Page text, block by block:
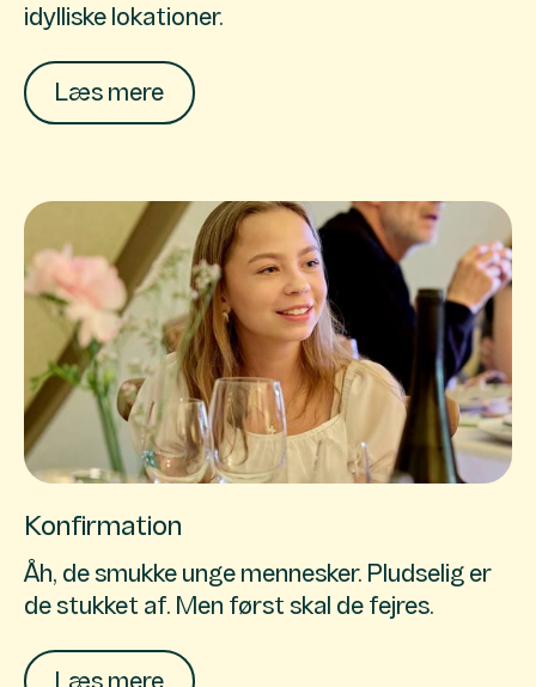
idylliske lokationer.
Læs mere
Konfirmation
Åh, de smukke unge mennesker. Pludselig er
de stukket af. Men først skal de fejres.